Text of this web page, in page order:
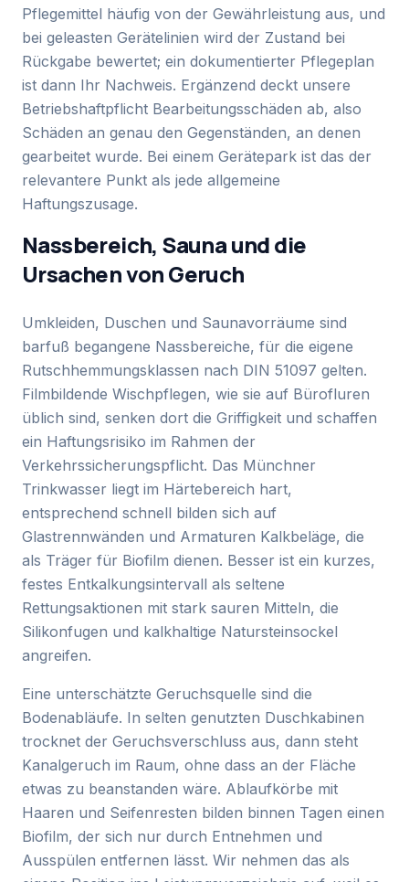
Pflegemittel häufig von der Gewährleistung aus, und
bei geleasten Gerätelinien wird der Zustand bei
Rückgabe bewertet; ein dokumentierter Pflegeplan
ist dann Ihr Nachweis. Ergänzend deckt unsere
Betriebshaftpflicht Bearbeitungsschäden ab, also
Schäden an genau den Gegenständen, an denen
gearbeitet wurde. Bei einem Gerätepark ist das der
relevantere Punkt als jede allgemeine
Haftungszusage.
Nassbereich, Sauna und die
Ursachen von Geruch
Umkleiden, Duschen und Saunavorräume sind
barfuß begangene Nassbereiche, für die eigene
Rutschhemmungsklassen nach DIN 51097 gelten.
Filmbildende Wischpflegen, wie sie auf Bürofluren
üblich sind, senken dort die Griffigkeit und schaffen
ein Haftungsrisiko im Rahmen der
Verkehrssicherungspflicht. Das Münchner
Trinkwasser liegt im Härtebereich hart,
entsprechend schnell bilden sich auf
Glastrennwänden und Armaturen Kalkbeläge, die
als Träger für Biofilm dienen. Besser ist ein kurzes,
festes Entkalkungsintervall als seltene
Rettungsaktionen mit stark sauren Mitteln, die
Silikonfugen und kalkhaltige Natursteinsockel
angreifen.
Eine unterschätzte Geruchsquelle sind die
Bodenabläufe. In selten genutzten Duschkabinen
trocknet der Geruchsverschluss aus, dann steht
Kanalgeruch im Raum, ohne dass an der Fläche
etwas zu beanstanden wäre. Ablaufkörbe mit
Haaren und Seifenresten bilden binnen Tagen einen
Biofilm, der sich nur durch Entnehmen und
Ausspülen entfernen lässt. Wir nehmen das als